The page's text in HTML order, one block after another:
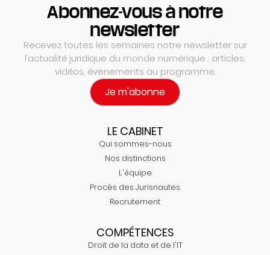
Abonnez-vous à notre
newsletter
Recevez toutes les semaines notre newsletter sur
l’actualité juridique du monde numérique : articles,
vidéos, évenements au programme.
Je m'abonne
LE CABINET
Qui sommes-nous
Nos distinctions
L'équipe
Procès des Jurisnautes
Recrutement
COMPÉTENCES
Droit de la data et de l'IT